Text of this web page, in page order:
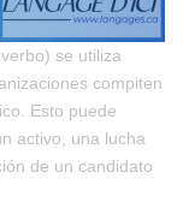
se utiliza
compiten
Esto puede
activo, una lucha
de un candidato